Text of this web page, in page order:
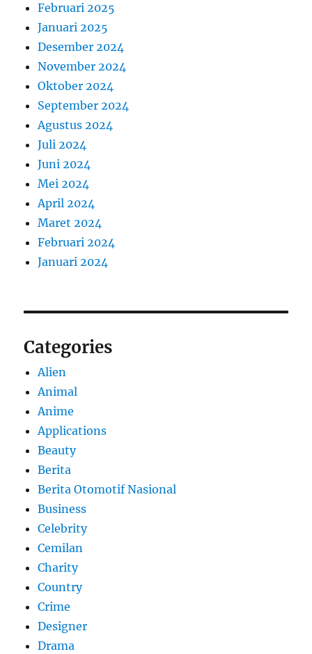
Februari 2025
Januari 2025
Desember 2024
November 2024
Oktober 2024
September 2024
Agustus 2024
Juli 2024
Juni 2024
Mei 2024
April 2024
Maret 2024
Februari 2024
Januari 2024
Categories
Alien
Animal
Anime
Applications
Beauty
Berita
Berita Otomotif Nasional
Business
Celebrity
Cemilan
Charity
Country
Crime
Designer
Drama